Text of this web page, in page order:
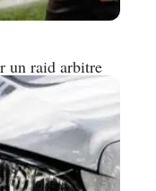
un raid arbitre